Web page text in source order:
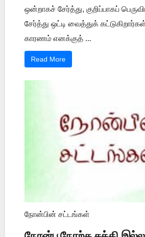
ஒன்றாகச் சேர்த்து, குறிப்பாகப்
சேர்த்து ஒட்டி வைத்துக்
காரணம் எனக்குத் ...
Read More
நோன்பின் சட்டங்கள்